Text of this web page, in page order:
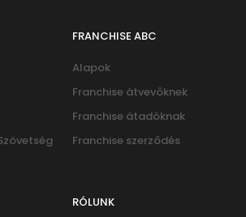
FRANCHISE ABC
Alapok
Franchise átvevőknek
Franchise átadóknak
Franchise szerződés
RÓLUNK